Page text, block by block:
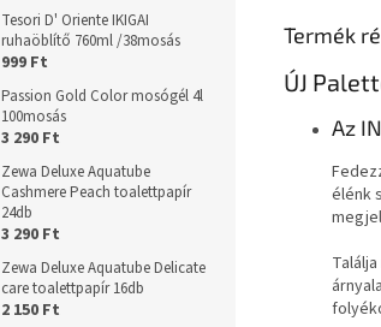
Tesori D' Oriente IKIGAI
ruhaöblítő 760ml /38mosás
999 Ft
Passion Gold Color mosógél 4l
100mosás
3 290 Ft
Zewa Deluxe Aquatube
Cashmere Peach toalettpapír
24db
3 290 Ft
Zewa Deluxe Aquatube Delicate
care toalettpapír 16db
2 150 Ft
Termék
ÚJ
Az
élénk